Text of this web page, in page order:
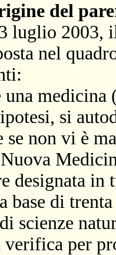
del
luglio 2003,
nel
una
si
se non vi è
designata
base di
scienze
verifica per